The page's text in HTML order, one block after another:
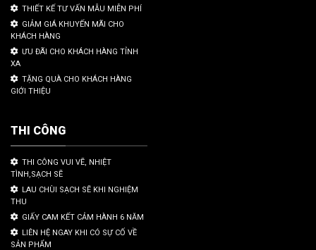
THIẾT KẾ TƯ VẤN MẪU MIỄN PHÍ
GIẢM GIÁ KHUYẾN MÃI CHO
KHÁCH HÀNG
ƯU ĐÃI CHO KHÁCH HÀNG TỈNH
XA
TẶNG QUÀ CHO KHÁCH HÀNG
GIỚI THIỆU
THI CÔNG
THI CÔNG VUI VẼ, NHIỆT
TÌNH,SẠCH SẼ
LAU CHÙI SẠCH SẼ KHI NGHIỆM
THU
GIẤY CAM KẾT CẢM HÀNH 6 NĂM
LIÊN HỆ NGAY KHI CÓ SỰ CỐ VỀ
SẢN PHẨM